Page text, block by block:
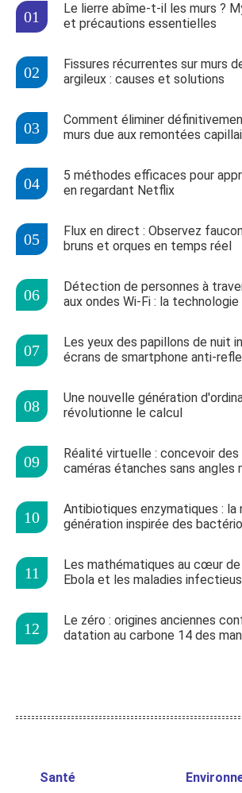
Le lierre abîme-t-il les murs ?
et précautions essentielles
Fissures récurrentes sur murs
argileux : causes et solutions
Comment éliminer
murs due aux remontées
5 méthodes efficaces pour
en regardant Netflix
Flux en direct : Observez
bruns et orques en temps réel
Détection de personnes à
aux ondes Wi-Fi : la
Les yeux des papillons de nuit
écrans de smartphone anti-
Une nouvelle génération
révolutionne le calcul
Réalité virtuelle : concevoir des
caméras étanches sans angles
Antibiotiques enzymatiques : la
génération inspirée des
Les mathématiques au cœur
Ebola et les maladies
Le zéro : origines anciennes
datation au carbone 14 des
Santé